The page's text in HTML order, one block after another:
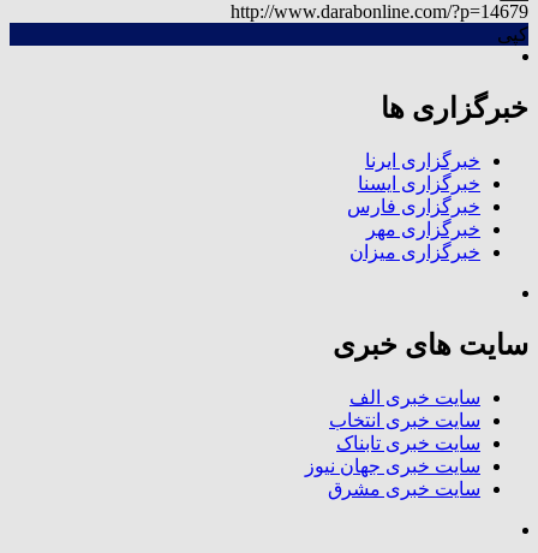
http://www.darabonline.com/?p=14679
کپی
خبرگزاری ها
خبرگزاری ایرنا
خبرگزاری ایسنا
خبرگزاری فارس
خبرگزاری مهر
خبرگزاری میزان
سایت های خبری
سایت خبری الف
سایت خبری انتخاب
سایت خبری تابناک
سایت خبری جهان نیوز
سایت خبری مشرق